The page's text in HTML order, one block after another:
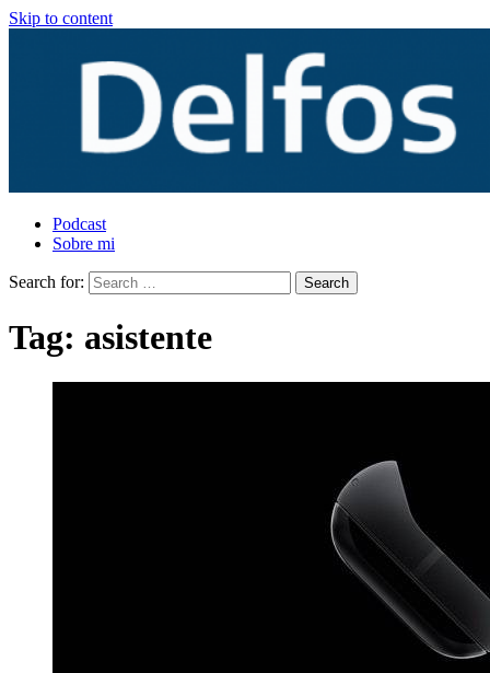
Skip to content
Podcast
Sobre mi
Search for:
Tag: asistente